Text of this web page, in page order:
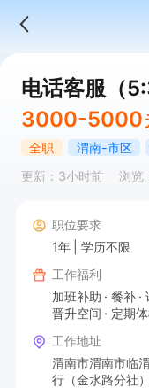
电话客服（
3000-5000
全职 渭南-市区
更新：3小时前
浏览
职位要求
1年
学历不限
工作福利
加班补助
餐补
晋升空间
定期
工作地址
渭南市渭南市临
行（金水路分社